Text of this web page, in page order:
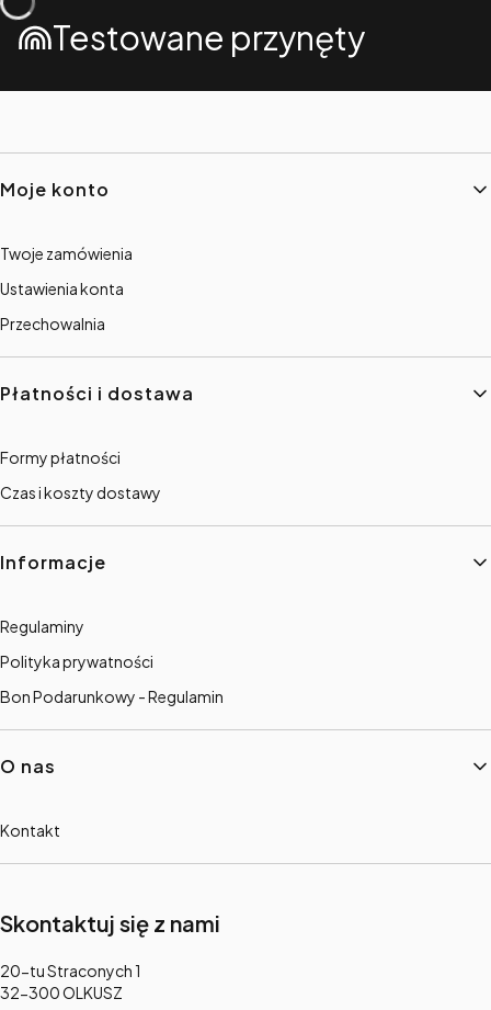
Testowane przynęty
Linki w stopce
Moje konto
Twoje zamówienia
Ustawienia konta
Przechowalnia
Płatności i dostawa
Formy płatności
Czas i koszty dostawy
Informacje
Regulaminy
Polityka prywatności
Bon Podarunkowy - Regulamin
O nas
Kontakt
Skontaktuj się z nami
Adres:
20-tu Straconych 1
32-300 OLKUSZ